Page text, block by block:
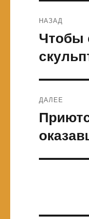
по
записям
НАЗАД
Предыдущая
Чтобы
ДАЛЕЕ
Следующая
запись: